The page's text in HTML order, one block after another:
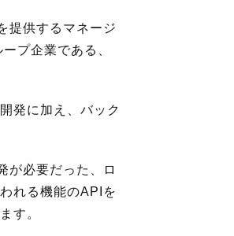
提供するマネージ
プ企業である、
発に加え、バック
が必要だった、ロ
れる機能のAPIを
す。